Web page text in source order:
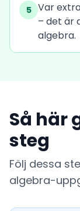
5 Var
– det är
algebra.
Så här
steg
Följ dessa
algebra-